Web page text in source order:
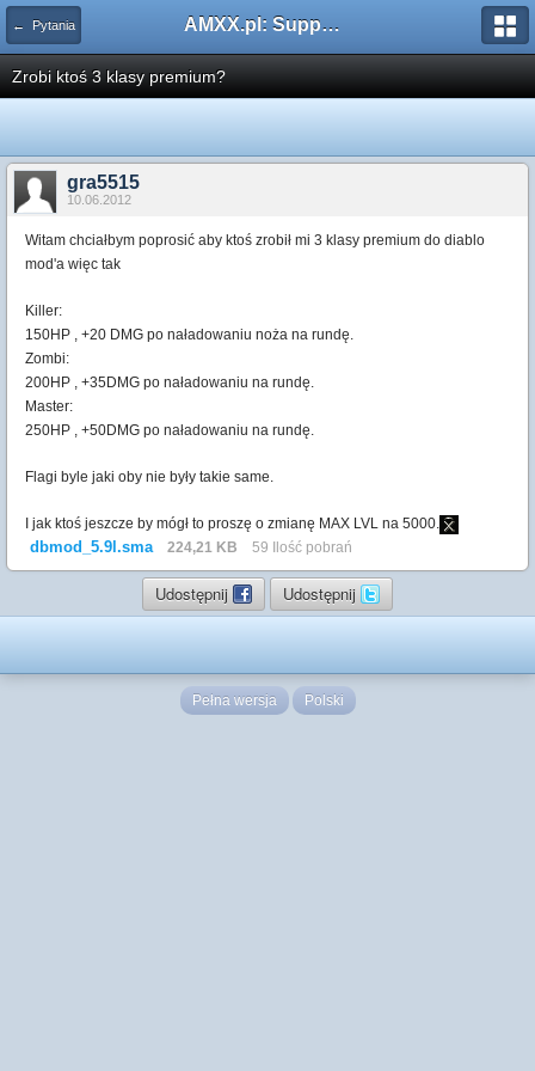
← Pytania AMXX.pl: Support AMX Mod X i SourceMod
Zrobi ktoś 3 klasy premium?
gra5515
10.06.2012
Witam chciałbym poprosić aby ktoś zrobił mi 3 klasy premium do diablo
mod'a więc tak
Killer:
150HP , +20 DMG po naładowaniu noża na rundę.
Zombi:
200HP , +35DMG po naładowaniu na rundę.
Master:
250HP , +50DMG po naładowaniu na rundę.
Flagi byle jaki oby nie były takie same.
I jak ktoś jeszcze by mógł to proszę o zmianę MAX LVL na 5000.
dbmod_5.9l.sma 224,21 KB 59 Ilość pobrań
Udostępnij Udostępnij
Pełna wersja Polski